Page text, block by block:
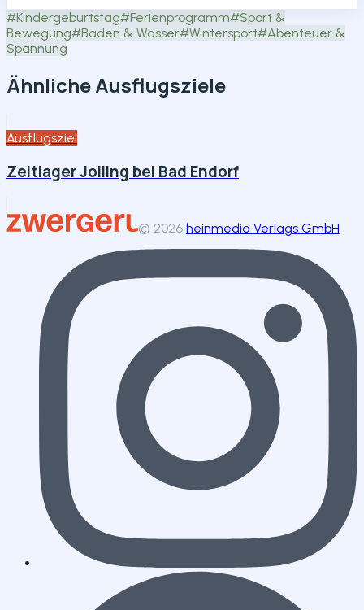
#Kindergeburtstag#Ferienprogramm#Sport &
Bewegung#Baden & Wasser#Wintersport#Abenteuer &
Spannung
Ähnliche Ausflugsziele
Ausflugsziel
Zeltlager Jolling bei Bad Endorf
© 2026 heinmedia Verlags GmbH